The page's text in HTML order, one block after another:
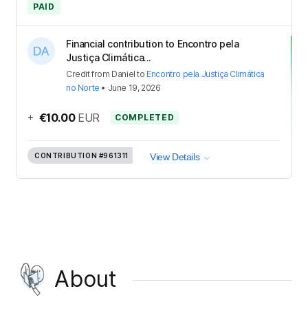
PAID
Financial contribution to Encontro pela
Justiça Climática...
Creditfrom Daniel to Encontro pela Justiça Climática
no Norte • June 19, 2026
+ €10.00 EUR COMPLETED
CONTRIBUTION #961311 View Details
About